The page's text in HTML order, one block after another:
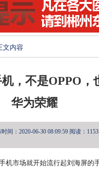
文内容
，不是OPPO，
华为荣耀
间：2020-06-30 08:09:59 阅读：1153
机市场就开始流行起刘海屏的